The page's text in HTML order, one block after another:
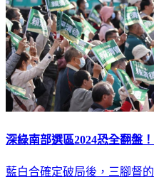
深綠南部選區2024恐全翻盤
藍白合確定破局後，三腳督